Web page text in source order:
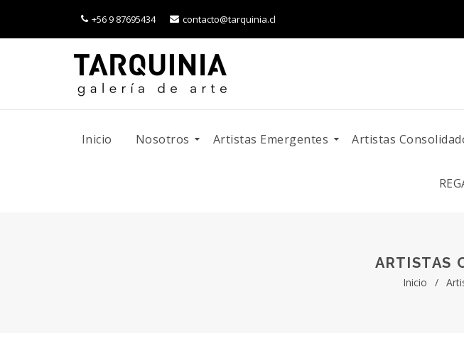
+56 9 87695434 contacto@tarquinia.cl
Inicio Nosotros Artistas Emergentes Artistas
ARTISTAS
Inicio /